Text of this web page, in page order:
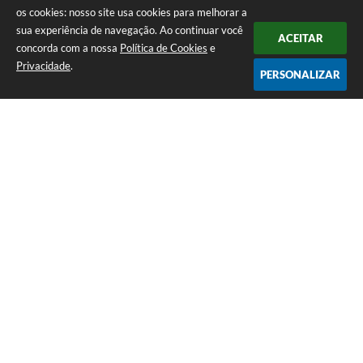
os cookies: nosso site usa cookies para melhorar a
sua experiência de navegação. Ao continuar você
concorda com a nossa Política de Cookies e
Privacidade.
ACEITAR
PERSONALIZAR